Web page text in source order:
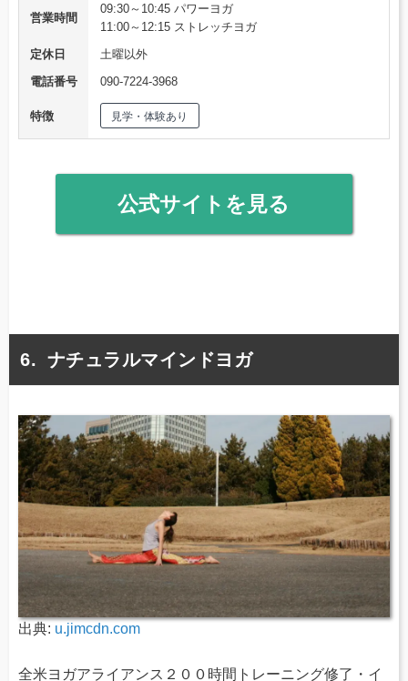
営業時間
09:30～10:45 パワーヨガ
11:00～12:15 ストレッチヨガ
定休日
土曜以外
電話番号
090-7224-3968
特徴 見学・体験あり
公式サイトを見る
ナチュラルマインドヨガ
出典: u.jimcdn.com
全米ヨガアライアンス２００時間トレーニング修了・イ